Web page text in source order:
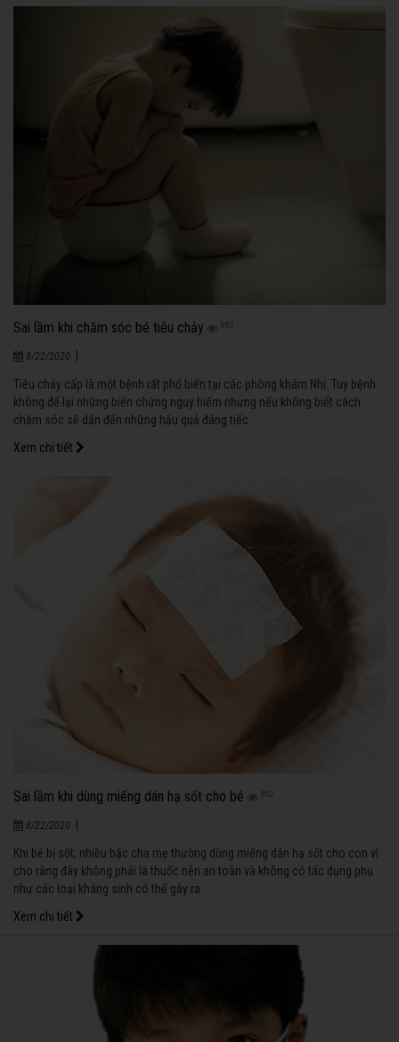
Sai lầm khi chăm sóc bé tiêu chảy 883
8/22/2020
Tiêu chảy cấp là một bệnh rất phổ biến tại các phòng khám Nhi. Tuy bệnh
không để lại những biến chứng nguy hiểm nhưng nếu không biết cách
chăm sóc sẽ dẫn đến những hậu quả đáng tiếc.
Xem chi tiết
Sai lầm khi dùng miếng dán hạ sốt cho bé 882
8/22/2020
Khi bé bị sốt, nhiều bậc cha mẹ thường dùng miếng dán hạ sốt cho con vì
cho rằng đây không phải là thuốc nên an toàn và không có tác dụng phụ
như các loại kháng sinh có thể gây ra.
Xem chi tiết